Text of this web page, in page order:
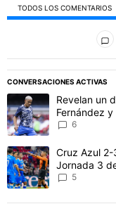
TODOS LOS COMENTARIOS
Todos los
CONVERSACIONES ACTIVAS
Este listado muestra
Un artículo deRevelan un
Fernández